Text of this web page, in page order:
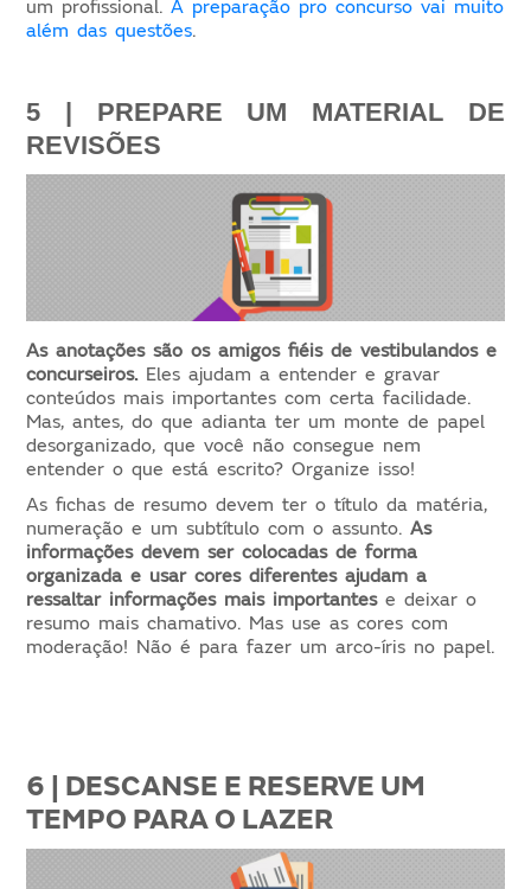
um profissional.A preparação pro concurso vai muito
além das questões.
5 | PREPARE UM MATERIAL DE
REVISÕES
As anotações são os amigos fiéis de vestibulandos e
concurseiros.Eles ajudam a entender e gravar
conteúdos mais importantes com certa facilidade.
Mas, antes, do que adianta ter um monte de papel
desorganizado, que você não consegue nem
entender o que está escrito? Organize isso!
As fichas de resumo devem ter o título da matéria,
numeração e um subtítulo com o assunto.As
informações devem ser colocadas de forma
organizada e usar cores diferentes ajudam a
ressaltar informações mais importantese deixar o
resumo mais chamativo. Mas use as cores com
moderação! Não é para fazer um arco-íris no papel.
6 | DESCANSE E RESERVE UM
TEMPO PARA O LAZER